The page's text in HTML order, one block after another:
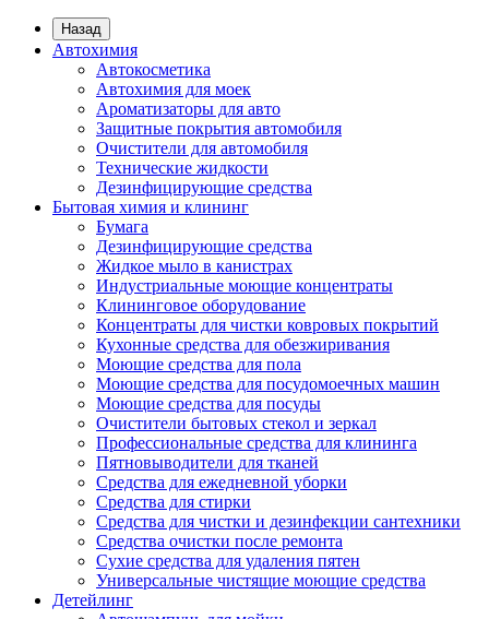
Назад
Автохимия
Автокосметика
Автохимия для моек
Ароматизаторы для авто
Защитные покрытия автомобиля
Очистители для автомобиля
Технические жидкости
Дезинфицирующие средства
Бытовая химия и клининг
Бумага
Дезинфицирующие средства
Жидкое мыло в канистрах
Индустриальные моющие концентраты
Клининговое оборудование
Концентраты для чистки ковровых покрытий
Кухонные средства для обезжиривания
Моющие средства для пола
Моющие средства для посудомоечных машин
Моющие средства для посуды
Очистители бытовых стекол и зеркал
Профессиональные средства для клининга
Пятновыводители для тканей
Средства для ежедневной уборки
Средства для стирки
Средства для чистки и дезинфекции сантехники
Средства очистки после ремонта
Сухие средства для удаления пятен
Универсальные чистящие моющие средства
Детейлинг